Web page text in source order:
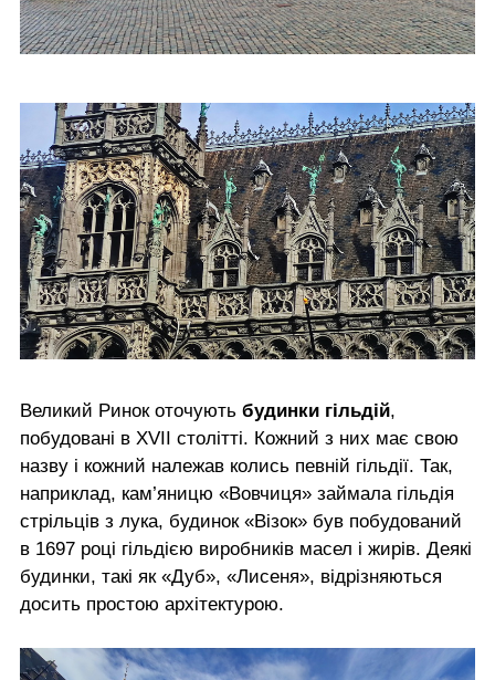
Великий Ринок оточують будинки гільдій,
побудовані в XVII столітті. Кожний з них має свою
назву і кожний належав колись певній гільдії. Так,
наприклад, кам’яницю «Вовчиця» займала гільдія
стрільців з лука, будинок «Візок» був побудований
в 1697 році гільдією виробників масел і жирів. Деякі
будинки, такі як «Дуб», «Лисеня», відрізняються
досить простою архітектурою.